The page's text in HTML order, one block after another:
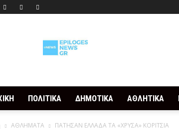
ΠΟΛΙΤΙΚΑ ΔΗΜΟΤΙΚΑ ΑΘΛΗΤΙΚΑ
ΑΘΛΗΜΑΤΑ ΠΑΤΗΣΑΝ ΕΛΛΑΔΑ ΤΑ «ΧΡΥΣΑ» ΚΟΡΙΤΣΙΑ